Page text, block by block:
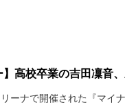
】高校卒業の吉田凜音
ーナで開催された『マイ